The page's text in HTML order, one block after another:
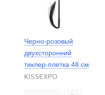
Черно-розовый
двухсторонний
тиклер-плетка 48 см
KISSEXPO